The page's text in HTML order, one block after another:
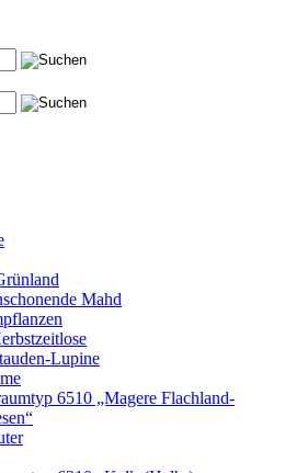
Mahd
Lupine
6510 „Magere Flachland-